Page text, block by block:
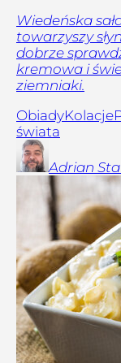
Wiedeńska
towarzyszy
dobrze
kremowa i
ziemniaki.
ObiadyKolacje
świata
Adrian